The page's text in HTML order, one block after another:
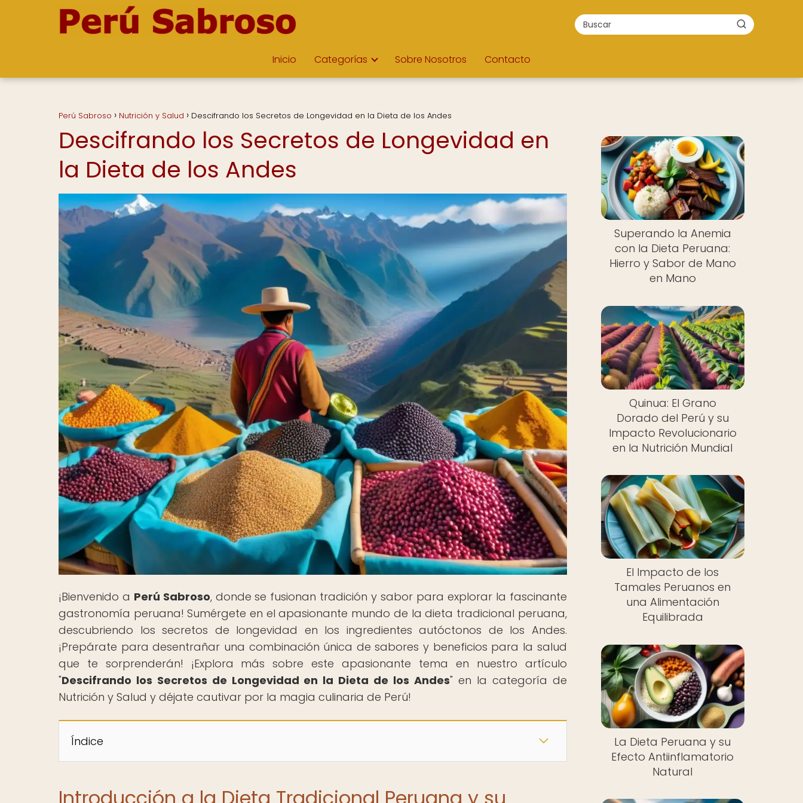
Inicio Categorías Sobre Nosotros Contacto
Perú Sabroso Nutrición y Salud Descifrando los Secretos de Longevidad en la Dieta de los Andes
Descifrando los Secretos de Longevidad en
la Dieta de los Andes
¡Bienvenido a Perú Sabroso, donde se fusionan tradición y sabor para explorar la fascinante
gastronomía peruana! Sumérgete en el apasionante mundo de la dieta tradicional peruana,
descubriendo los secretos de longevidad en los ingredientes autóctonos de los Andes.
¡Prepárate para desentrañar una combinación única de sabores y beneficios para la salud
que te sorprenderán! ¡Explora más sobre este apasionante tema en nuestro artículo
"Descifrando los Secretos de Longevidad en la Dieta de los Andes" en la categoría de
Nutrición y Salud y déjate cautivar por la magia culinaria de Perú!
Índice
Superando la Anemia
con la Dieta Peruana:
Hierro y Sabor de Mano
en Mano
Quinua: El Grano
Dorado del Perú y su
Impacto Revolucionario
en la Nutrición Mundial
El Impacto de los
Tamales Peruanos en
una Alimentación
Equilibrada
La Dieta Peruana y su
Efecto Antiinflamatorio
Natural